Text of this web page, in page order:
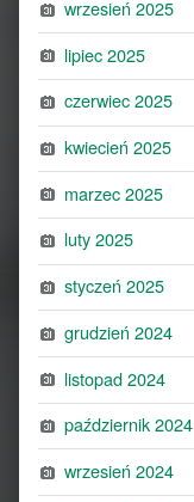
wrzesień 2025
lipiec 2025
czerwiec 2025
kwiecień 2025
marzec 2025
luty 2025
styczeń 2025
grudzień 2024
listopad 2024
październik 2024
wrzesień 2024